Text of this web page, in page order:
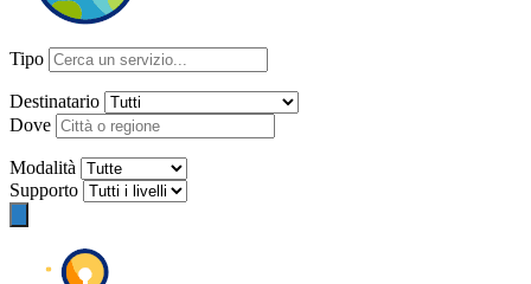
Tipo
Destinatario
Dove
Modalità
Supporto